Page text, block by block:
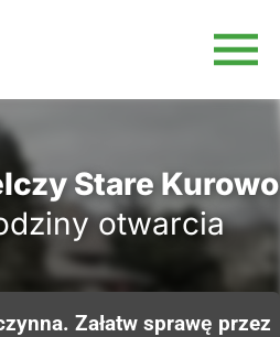
Stare Kurowo
otwarcia
Załatw sprawę przez